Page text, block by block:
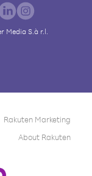
Media S.à r.l.
Rakuten Marketing
About Rakuten